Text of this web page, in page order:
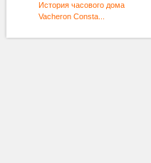
История часового дома
Vacheron Consta...